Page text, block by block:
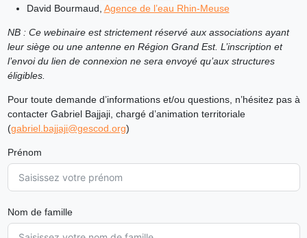
David Bourmaud, Agence de l’eau Rhin-Meuse
NB : Ce webinaire est strictement réservé aux associations ayant
leur siège ou une antenne en Région Grand Est. L’inscription et
l’envoi du lien de connexion ne sera envoyé qu’aux structures
éligibles.
Pour toute demande d’informations et/ou questions, n’hésitez pas à
contacter Gabriel Bajjaji, chargé d’animation territoriale
(gabriel.bajjaji@gescod.org)
Prénom
Nom de famille